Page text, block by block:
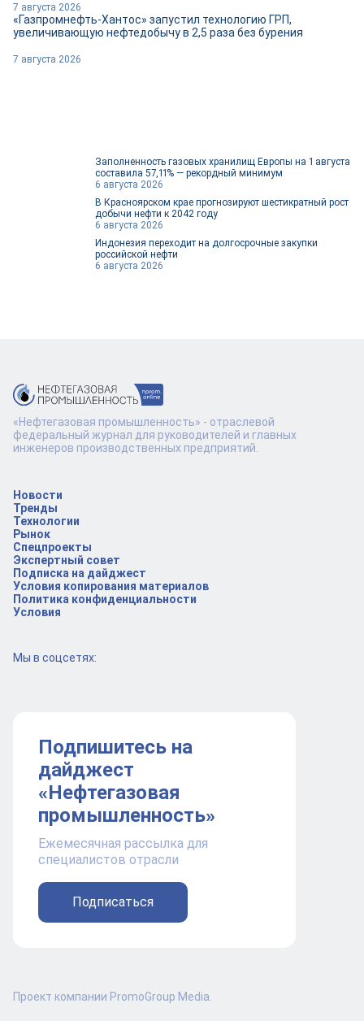
7 августа 2026
«Газпромнефть-Хантос» запустил технологию ГРП,
увеличивающую нефтедобычу в 2,5 раза без бурения
7 августа 2026
Заполненность газовых хранилищ Европы на 1 августа
составила 57,11% — рекордный минимум
6 августа 2026
В Красноярском крае прогнозируют шестикратный рост
добычи нефти к 2042 году
6 августа 2026
Индонезия переходит на долгосрочные закупки
российской нефти
6 августа 2026
Новости
Тренды
Технологии
Рынок
Спецпроекты
Экспертный совет
Подписка на дайджест
Условия копирования материалов
Политика конфиденциальности
Условия
Мы в соцсетях:
Подпишитесь на
дайджест
«Нефтегазовая
промышленность»
Ежемесячная рассылка для
специалистов отрасли
Подписаться
«Нефтегазовая промышленность» - отраслевой
федеральный журнал для руководителей и главных
инженеров производственных предприятий.
Проект компании PromoGroup Media.